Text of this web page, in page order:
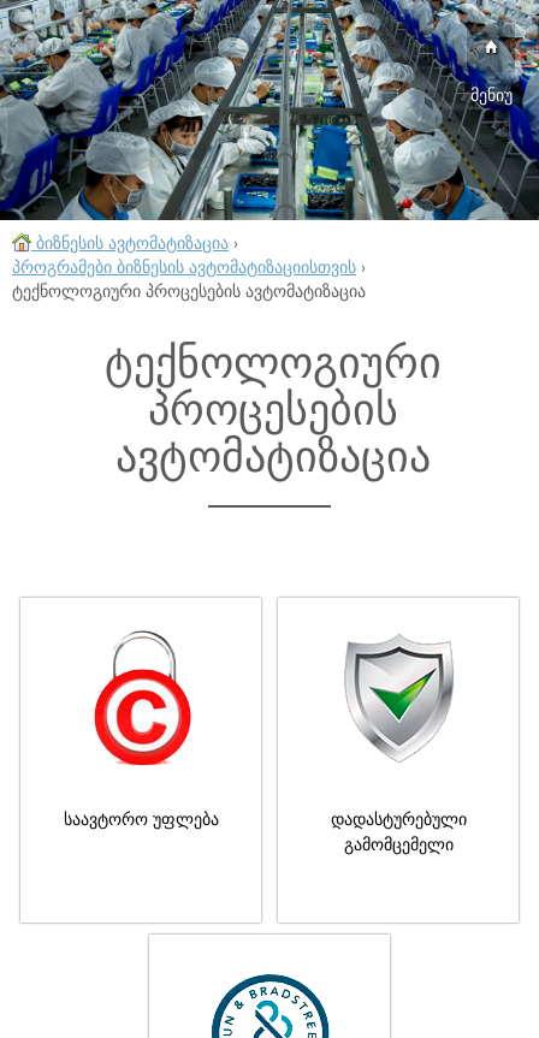
მენიუ
ბიზნესის ავტომატიზაცია ›
პროგრამები ბიზნესის ავტომატიზაციისთვის ›
ტექნოლოგიური პროცესების ავტომატიზაცია
ტექნოლოგიური
პროცესების
ავტომატიზაცია
საავტორო უფლება
დადასტურებული
გამომცემელი